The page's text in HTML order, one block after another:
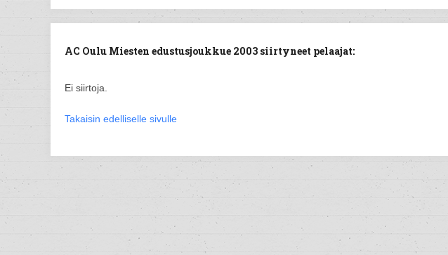
AC Oulu Miesten edustusjoukkue 2003 siirtyneet pelaajat:
Ei siirtoja.
Takaisin edelliselle sivulle